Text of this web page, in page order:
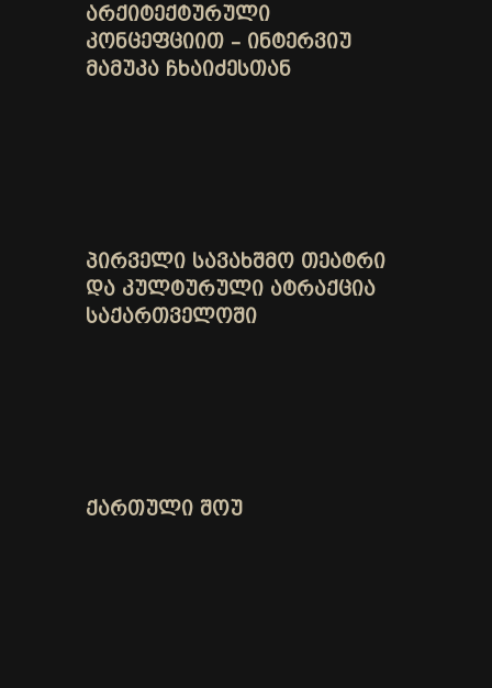
ᲐᲠᲥᲘᲢᲔᲥᲢᲣᲠᲣᲚᲘ
ᲙᲝᲜᲪᲔᲤᲪᲘᲘᲗ – ᲘᲜᲢᲔᲠᲕᲘᲣ
ᲛᲐᲛᲣᲙᲐ ᲩᲮᲐᲘᲫᲔᲡᲗᲐᲜ
ᲞᲘᲠᲕᲔᲚᲘ ᲡᲐᲕᲐᲮᲨᲛᲝ ᲗᲔᲐᲢᲠᲘ
ᲓᲐ ᲙᲣᲚᲢᲣᲠᲣᲚᲘ ᲐᲢᲠᲐᲥᲪᲘᲐ
ᲡᲐᲥᲐᲠᲗᲕᲔᲚᲝᲨᲘ
ᲥᲐᲠᲗᲣᲚᲘ ᲨᲝᲣ